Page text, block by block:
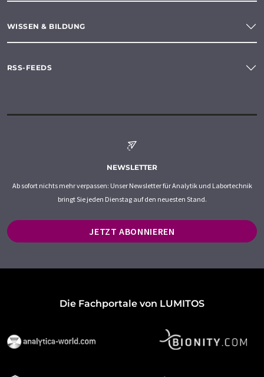
WISSEN & BILDUNG
RSS-FEEDS
NEWSLETTER
Ab sofort nichts mehr verpassen: Unser Newsletter für Analytik und Labortechnik
bringt Sie jeden Dienstag auf den neuesten Stand.
JETZT ABONNIEREN
Die Fachportale von LUMITOS